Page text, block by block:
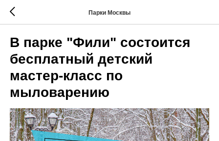
Парки Москвы
В парке "Фили" состоится
бесплатный детский
мастер-класс по
мыловарению